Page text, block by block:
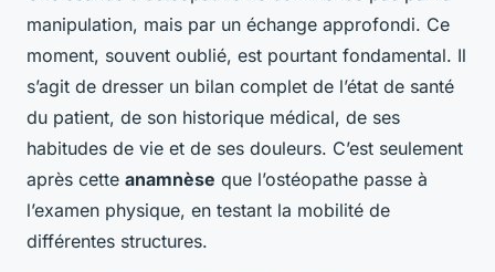
manipulation, mais par un échange approfondi. Ce
moment, souvent oublié, est pourtant fondamental. Il
s’agit de dresser un bilan complet de l’état de santé
du patient, de son historique médical, de ses
habitudes de vie et de ses douleurs. C’est seulement
après cette anamnèse que l’ostéopathe passe à
l’examen physique, en testant la mobilité de
différentes structures.